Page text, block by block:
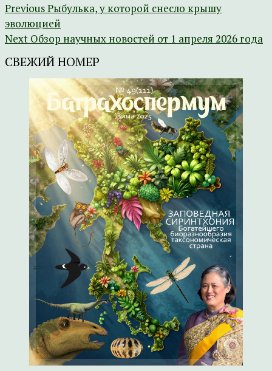
PreviousРыбулька, у которой снесло крышу
эволюцией
Next Обзор научных новостей от 1 апреля 2026 года
СВЕЖИЙ НОМЕР